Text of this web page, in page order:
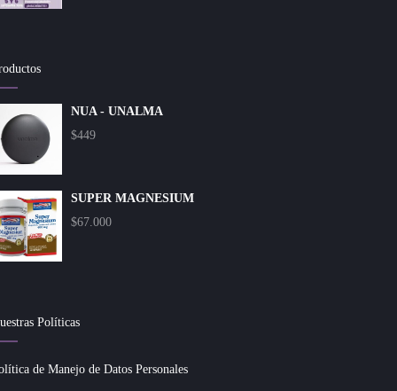
NUA - UNALMA
$449
SUPER MAGNESIUM
$67.000
Políticas
de Manejo de Datos Personales